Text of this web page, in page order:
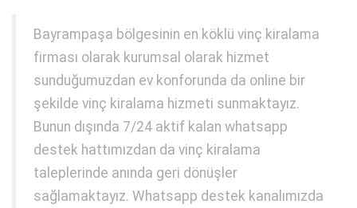
Bayrampaşa bölgesinin en köklü vinç kiralama
firması olarak kurumsal olarak hizmet
sunduğumuzdan ev konforunda da online bir
şekilde vinç kiralama hizmeti sunmaktayız.
Bunun dışında 7/24 aktif kalan whatsapp
destek hattımızdan da vinç kiralama
taleplerinde anında geri dönüşler
sağlamaktayız. Whatsapp destek kanalımızda